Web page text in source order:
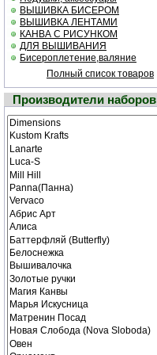
ВЫШИВКА БИСЕРОМ
ВЫШИВКА ЛЕНТАМИ
КАНВА С РИСУНКОМ
ДЛЯ ВЫШИВАНИЯ
Бисероплетение,валяние
Полный список товаров
Производители наборов